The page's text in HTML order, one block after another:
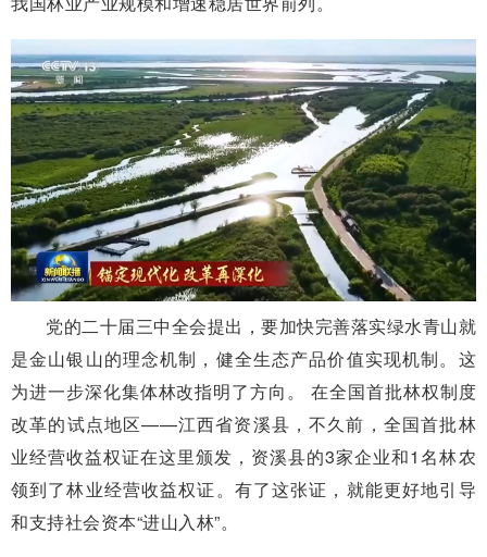
党的二十届三中全会提出，要加快完善落实绿水青山就
是金山银山的理念机制，健全生态产品价值实现机制。这
为进一步深化集体林改指明了方向。 在全国首批林权制度
改革的试点地区——江西省资溪县，不久前，全国首批林
业经营收益权证在这里颁发，资溪县的3家企业和1名林农
领到了林业经营收益权证。有了这张证，就能更好地引导
和支持社会资本“进山入林”。